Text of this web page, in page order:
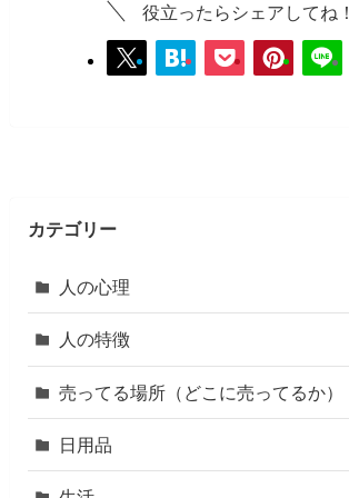
役立ったらシェアしてね！
カテゴリー
人の心理
人の特徴
売ってる場所（どこに売ってるか）
日用品